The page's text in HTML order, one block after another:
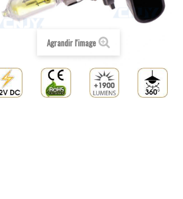
Agrandir l'image